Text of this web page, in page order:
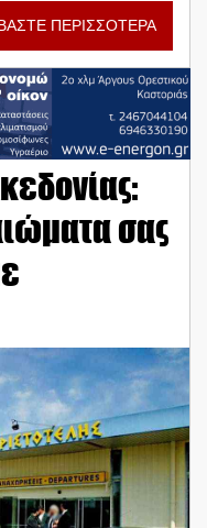
ΠΕΡΙΣΣΟΤΕΡΑ
σας